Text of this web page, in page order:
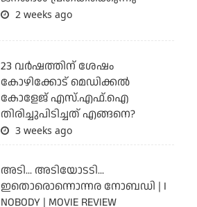
2 weeks ago
23 വർഷത്തിന് ശേഷം
കോഴിക്കോട് മെഡിക്കൽ
കോളേജ് എസ്.എഫ്.ഐ
തിരിച്ചുപിടിച്ചത് എങ്ങനെ?
3 weeks ago
അടി... അടിയോടടി...
ഇതൊരൊന്നൊന്നര നോബഡി | I
NOBODY | MOVIE REVIEW